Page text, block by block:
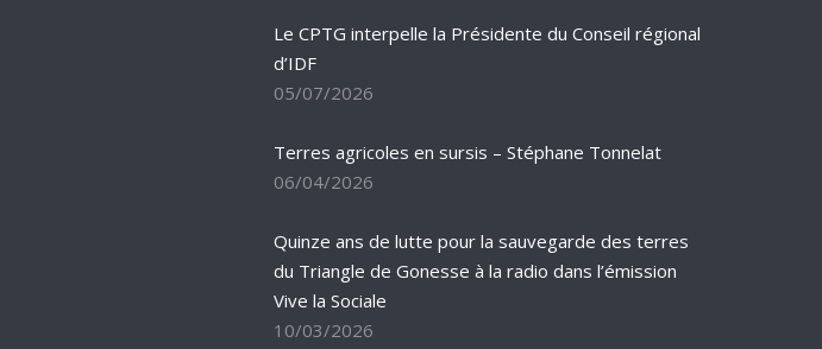
Le CPTG interpelle la Présidente du Conseil régional
d’IDF
05/07/2026
Terres agricoles en sursis – Stéphane Tonnelat
06/04/2026
Quinze ans de lutte pour la sauvegarde des terres
du Triangle de Gonesse à la radio dans l’émission
Vive la Sociale
10/03/2026